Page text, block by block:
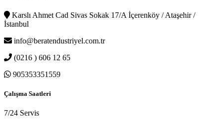
Karslı Ahmet Cad Sivas Sokak 17/A İçerenköy / Ataşehir /
İstanbul
info@beratendustriyel.com.tr
(0216 ) 606 12 65
905353351559
Çalışma Saatleri
7/24 Servis